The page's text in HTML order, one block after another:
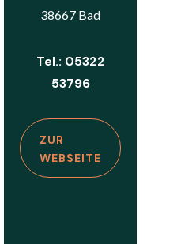
38667 Bad
Tel.: 05322
53796
ZUR
WEBSEITE